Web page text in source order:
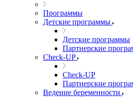
Программы
Детские программы
Детские программы
Партнерские
Check-UP
Check-UP
Партнерские
Ведение беременности